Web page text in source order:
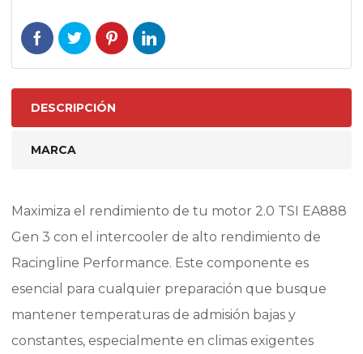
DESCRIPCIÓN
MARCA
Maximiza el rendimiento de tu motor 2.0 TSI EA888
Gen 3 con el intercooler de alto rendimiento de
Racingline Performance. Este componente es
esencial para cualquier preparación que busque
mantener temperaturas de admisión bajas y
constantes, especialmente en climas exigentes